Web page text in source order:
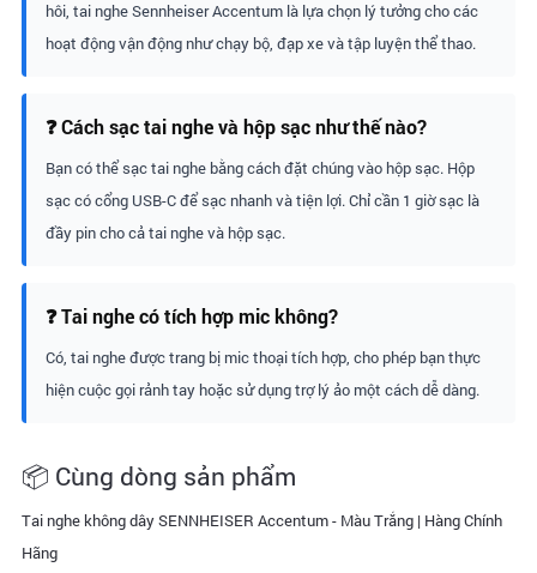
hôi, tai nghe Sennheiser Accentum là lựa chọn lý tưởng cho các
hoạt động vận động như chạy bộ, đạp xe và tập luyện thể thao.
❓ Cách sạc tai nghe và hộp sạc như thế nào?
Bạn có thể sạc tai nghe bằng cách đặt chúng vào hộp sạc. Hộp
sạc có cổng USB-C để sạc nhanh và tiện lợi. Chỉ cần 1 giờ sạc là
đầy pin cho cả tai nghe và hộp sạc.
❓ Tai nghe có tích hợp mic không?
Có, tai nghe được trang bị mic thoại tích hợp, cho phép bạn thực
hiện cuộc gọi rảnh tay hoặc sử dụng trợ lý ảo một cách dễ dàng.
📦 Cùng dòng sản phẩm
Tai nghe không dây SENNHEISER Accentum - Màu Trắng | Hàng Chính
Hãng